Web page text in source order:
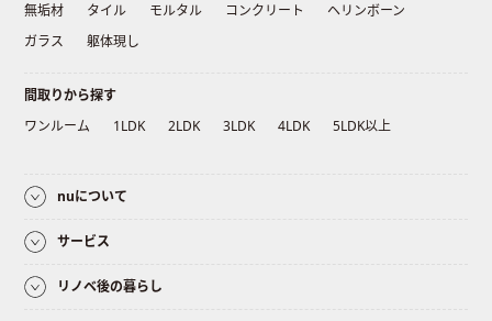
無垢材
タイル モルタル コンクリート
ヘリンボーン
ガラス
躯体現し
間取りから探す
ワンルーム
1LDK 2LDK 3LDK 4LDK 5LDK以上
nuについて
サービス
リノベ後の暮らし